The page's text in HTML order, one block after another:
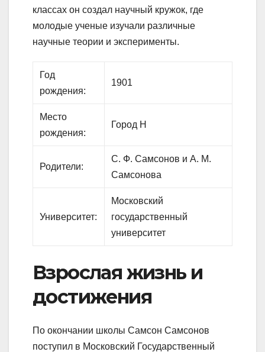
классах он создал научный кружок, где
молодые ученые изучали различные
научные теории и эксперименты.
Год
рождения:
1901
Место
рождения:
Город Н
Родители:
С. Ф. Самсонов и А. М.
Самсонова
Университет:
Московский
государственный
университет
Взрослая жизнь и
достижения
По окончании школы Самсон Самсонов
поступил в Московский Государственный